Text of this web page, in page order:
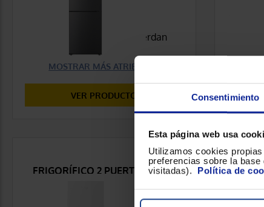
Consentimiento
Esta página web usa
Utilizamos cookies
preferencias sobre la
visitadas). Política de
Características que concuerdan
MOSTRAR MÁS ATRIBUTOS
VER PRODUCTO
FRIGORÍFICO 2 PUERTAS BEKO